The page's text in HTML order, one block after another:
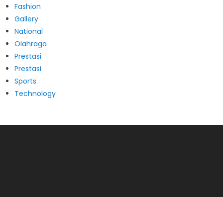
Fashion
Gallery
National
Olahraga
Prestasi
Prestasi
Sports
Technology